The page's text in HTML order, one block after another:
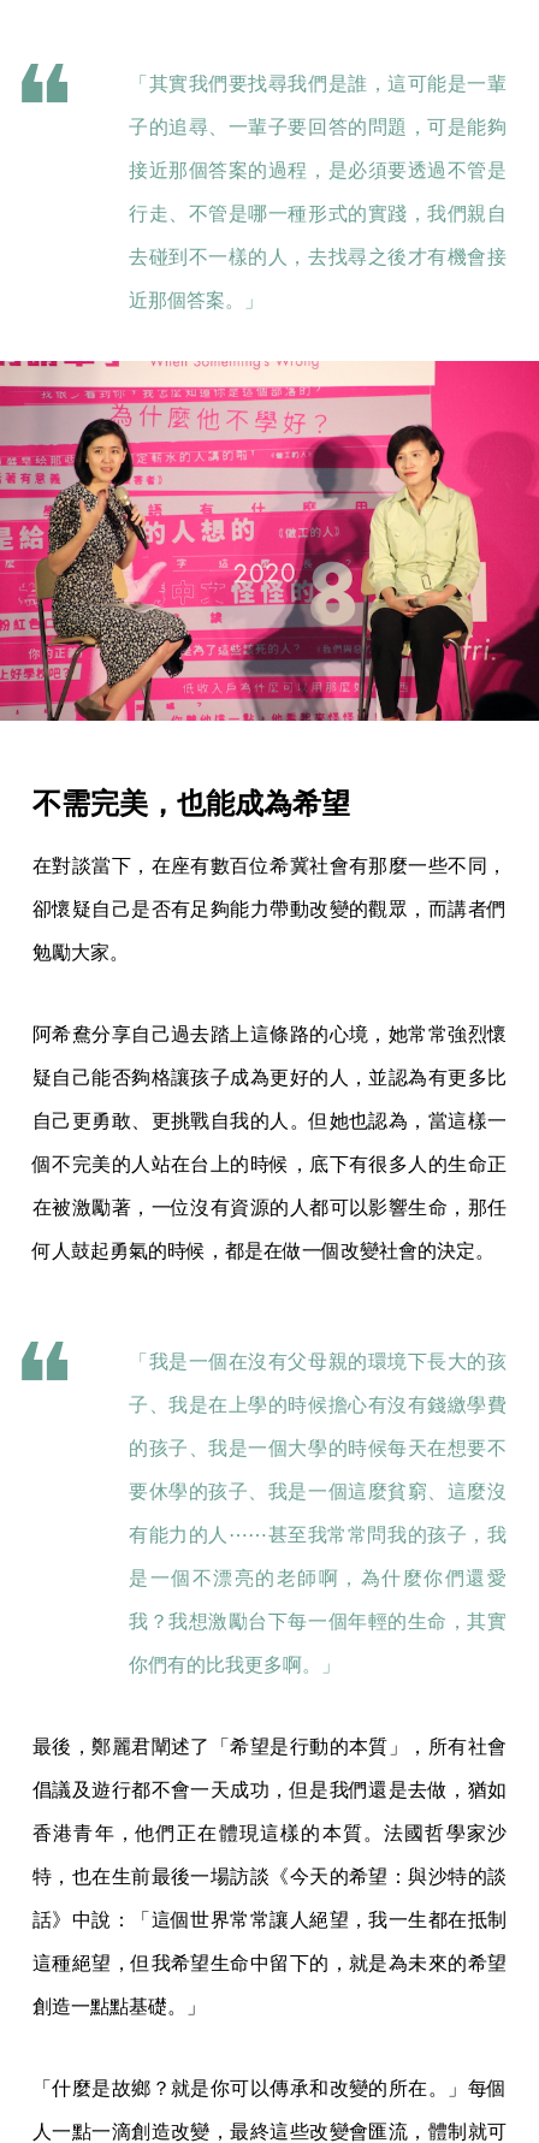
「其實我們要找尋我們是誰，這可能是一輩
子的追尋、一輩子要回答的問題，可是能夠
接近那個答案的過程，是必須要透過不管是
行走、不管是哪一種形式的實踐，我們親自
去碰到不一樣的人，去找尋之後才有機會接
近那個答案。」
不需完美，也能成為希望
在對談當下，在座有數百位希冀社會有那麼一些不同，
卻懷疑自己是否有足夠能力帶動改變的觀眾，而講者們
勉勵大家。
阿希鴦分享自己過去踏上這條路的心境，她常常強烈懷
疑自己能否夠格讓孩子成為更好的人，並認為有更多比
自己更勇敢、更挑戰自我的人。但她也認為，當這樣一
個不完美的人站在台上的時候，底下有很多人的生命正
在被激勵著，一位沒有資源的人都可以影響生命，那任
何人鼓起勇氣的時候，都是在做一個改變社會的決定。
「我是一個在沒有父母親的環境下長大的孩
子、我是在上學的時候擔心有沒有錢繳學費
的孩子、我是一個大學的時候每天在想要不
要休學的孩子、我是一個這麼貧窮、這麼沒
有能力的人⋯⋯甚至我常常問我的孩子，我
是一個不漂亮的老師啊，為什麼你們還愛
我？我想激勵台下每一個年輕的生命，其實
你們有的比我更多啊。」
最後，鄭麗君闡述了「希望是行動的本質」，所有社會
倡議及遊行都不會一天成功，但是我們還是去做，猶如
香港青年，他們正在體現這樣的本質。法國哲學家沙
特，也在生前最後一場訪談《今天的希望：與沙特的談
話》中說：「這個世界常常讓人絕望，我一生都在抵制
這種絕望，但我希望生命中留下的，就是為未來的希望
創造一點點基礎。」
「什麼是故鄉？就是你可以傳承和改變的所在。」每個
人一點一滴創造改變，最終這些改變會匯流，體制就可